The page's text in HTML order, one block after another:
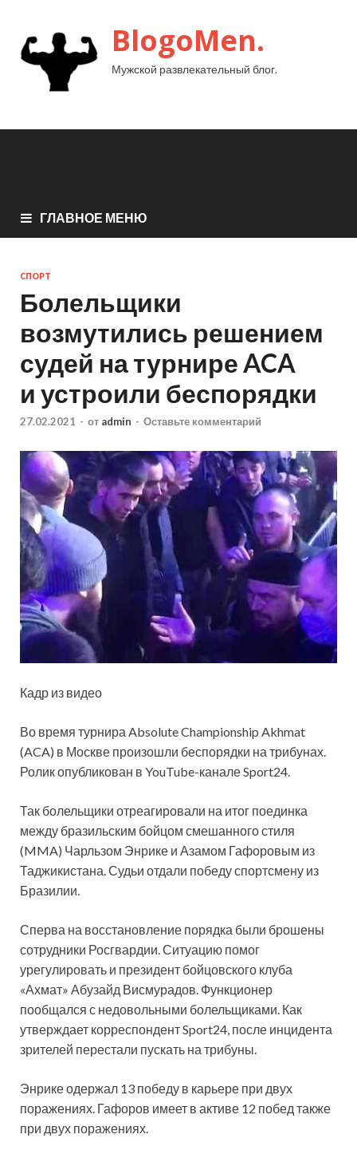
BlogoMen.
Мужской развлекательный блог.
ГЛАВНОЕ МЕНЮ
СПОРТ
Болельщики
возмутились решением
судей на турнире ACA
и устроили беспорядки
27.02.2021 - от admin - Оставьте комментарий
Кадр из видео
Во время турнира Absolute Championship Akhmat
(ACA) в Москве произошли беспорядки на трибунах.
Ролик опубликован в YouTube-канале Sport24.
Так болельщики отреагировали на итог поединка
между бразильским бойцом смешанного стиля
(MMA) Чарльзом Энрике и Азамом Гафоровым из
Таджикистана. Судьи отдали победу спортсмену из
Бразилии.
Сперва на восстановление порядка были брошены
сотрудники Росгвардии. Ситуацию помог
урегулировать и президент бойцовского клуба
«Ахмат» Абузайд Висмурадов. Функционер
пообщался с недовольными болельщиками. Как
утверждает корреспондент Sport24, после инцидента
зрителей перестали пускать на трибуны.
Энрике одержал 13 победу в карьере при двух
поражениях. Гафоров имеет в активе 12 побед также
при двух поражениях.